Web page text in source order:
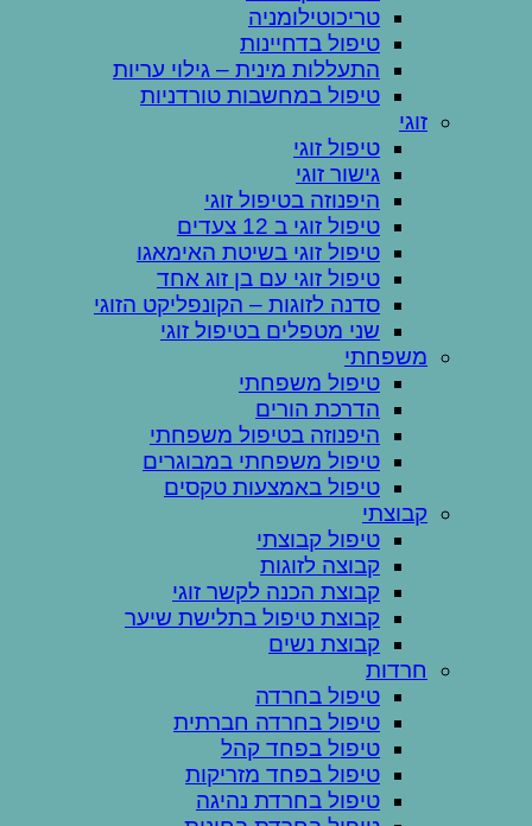
טריכוטילומניה
טיפול בדחיינות
התעללות מינית – גילוי עריות
טיפול במחשבות טורדניות
זוגי
טיפול זוגי
גישור זוגי
היפנוזה בטיפול זוגי
טיפול זוגי ב 12 צעדים
טיפול זוגי בשיטת האימאגו
טיפול זוגי עם בן זוג אחד
סדנה לזוגות – הקונפליקט הזוגי
שני מטפלים בטיפול זוגי
משפחתי
טיפול משפחתי
הדרכת הורים
היפנוזה בטיפול משפחתי
טיפול משפחתי במבוגרים
טיפול באמצעות טקסים
קבוצתי
טיפול קבוצתי
קבוצה לזוגות
קבוצת הכנה לקשר זוגי
קבוצת טיפול בתלישת שיער
קבוצת נשים
חרדות
טיפול בחרדה
טיפול בחרדה חברתית
טיפול בפחד קהל
טיפול בפחד מזריקות
טיפול בחרדת נהיגה